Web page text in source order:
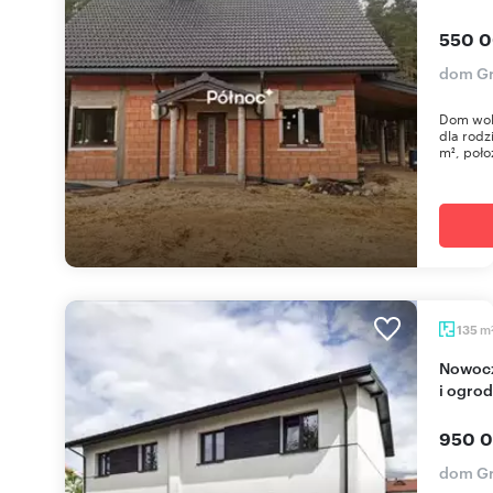
550
dom
Dom
dla
m²,
135 m
Nowoczesny dom 135 m² z dużymi przeszkleniami
i
950
dom